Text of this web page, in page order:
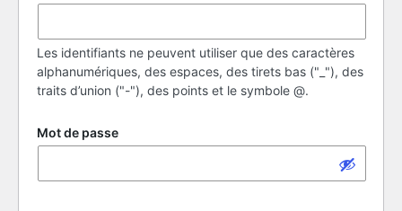
Les identifiants ne peuvent utiliser que des caractères
alphanumériques, des espaces, des tirets bas ("_"), des
traits d’union ("-"), des points et le symbole @.
Mot de passe